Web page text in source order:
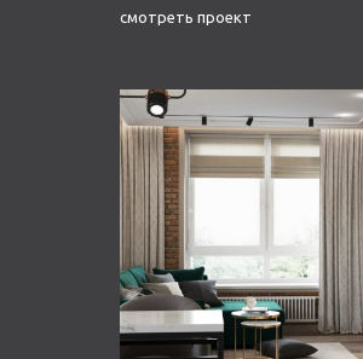
смотреть проект